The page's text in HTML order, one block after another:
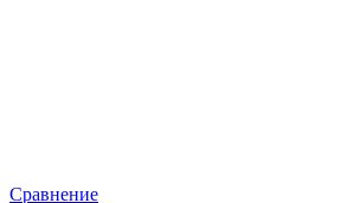
Сравнение